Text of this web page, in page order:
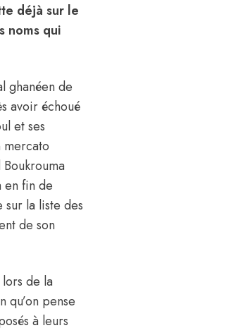
déjà sur le
noms qui
ghanéen de
avoir échoué
et ses
mercato
en fin de
la liste des
de son
de la
pense
à leurs